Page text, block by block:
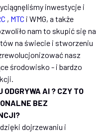
inwestycje i
, MTC i WMG, a także
nam to skupić się na
na świecie i stworzeniu
nasz
środowisko - i bardzo
AI ? CZY TO
BEZ
dojrzewaniu i